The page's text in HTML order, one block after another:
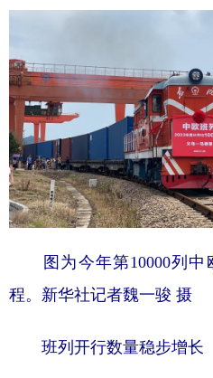
地方频道
辽宁 吉林
浙江 安徽
山东 河南
广东 广西
图为今年第10000列中
程。新华社记者魏一骏 摄
班列开行数量稳步增长